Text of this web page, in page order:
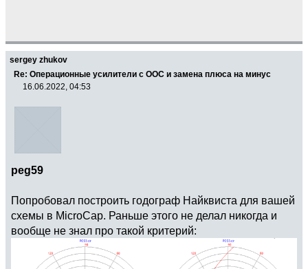
sergey zhukov
Re: Операционные усилители с ООС и замена плюса на минус
16.06.2022, 04:53
peg59
Попробовал построить годограф Найквиста для вашей
схемы в MicroCap. Раньше этого не делал никогда и
вообще не знал про такой критерий: